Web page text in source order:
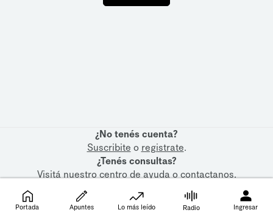
¿No tenés cuenta?
Suscribite o registrate.
¿Tenés consultas?
Visitá nuestrocentro de ayudaocontactanos.
Portada Apuntes Lo más leído Radio Ingresar